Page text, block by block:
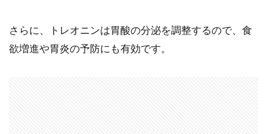
さらに、トレオニンは胃酸の分泌を調整するので、食
欲増進や胃炎の予防にも有効です。